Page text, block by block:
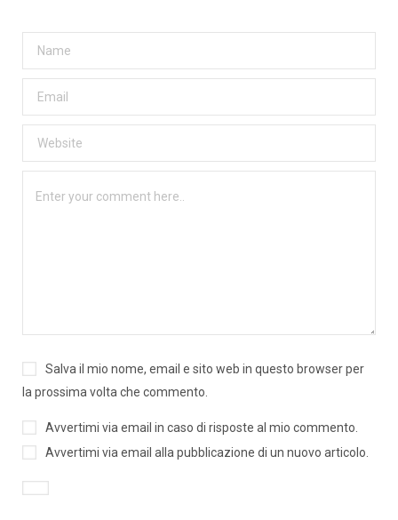
Salva il mio nome, email e sito web in questo browser per
la prossima volta che commento.
Avvertimi via email in caso di risposte al mio commento.
Avvertimi via email alla pubblicazione di un nuovo articolo.